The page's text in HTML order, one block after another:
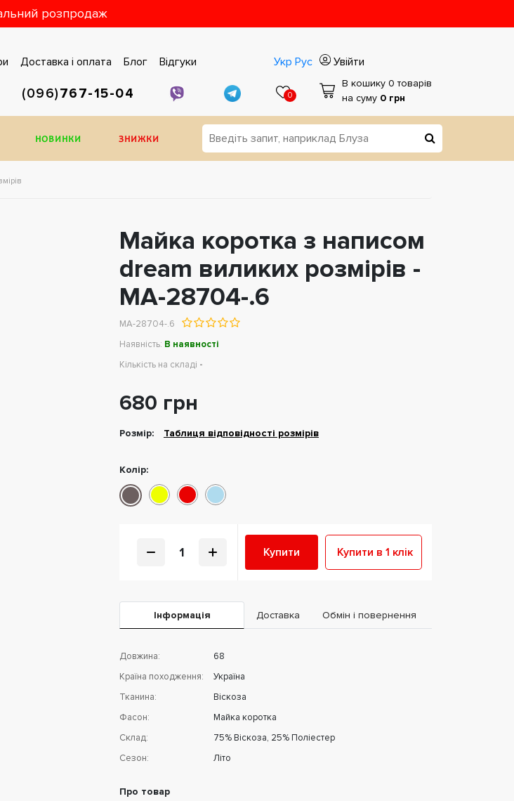
розпродаж
Доставка i оплата Блог Відгуки
(096)767-15-04
Укр Рус
0
Увійти
В кошику 0 товарів
на суму 0 грн
НОВИНКИ ЗНИЖКИ
Майка коротка з написом
dream виликих розмірів -
МА-28704-.6
МА-28704-.6
Наявність: В наявності
Кількість на складі -
680 грн
Розмiр: Таблиця відповідності розмірів
Колір:
1 Купити Купити в 1 клік
Iнформація Доставка Обмін і повернення
Довжина:
68
Країна походження:
Україна
Тканина:
Віскоза
Фасон:
Майка коротка
Склад:
75% Віскоза, 25% Поліестер
Сезон:
Літо
Про товар